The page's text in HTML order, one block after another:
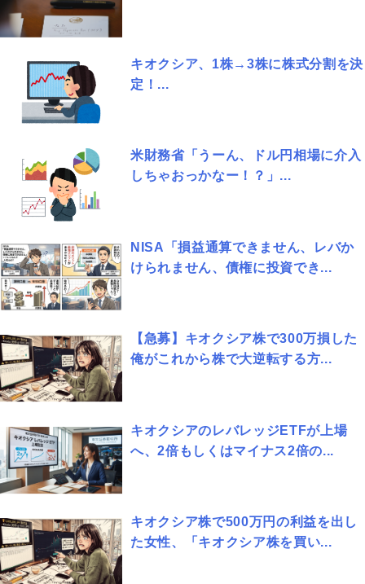
キオクシア、1株→3株に株式分割を決
定！...
米財務省「うーん、ドル円相場に介入
しちゃおっかなー！？」...
NISA「損益通算できません、レバか
けられません、債権に投資でき...
【急募】キオクシア株で300万損した
俺がこれから株で大逆転する方...
キオクシアのレバレッジETFが上場
へ、2倍もしくはマイナス2倍の...
キオクシア株で500万円の利益を出し
た女性、「キオクシア株を買い...